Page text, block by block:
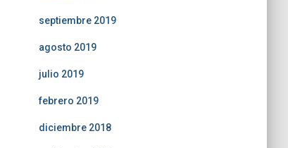
septiembre 2019
agosto 2019
julio 2019
febrero 2019
diciembre 2018